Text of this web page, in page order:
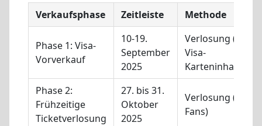
Verkaufsphase
Zeitleiste Methode
Phase 1: Visa-
Vorverkauf
10-19.
September
2025
Verlosung (nur
Visa-
Karteninhaber)
Phase 2:
Frühzeitige
Ticketverlosung
27. bis 31.
Oktober
2025
Verlosung (alle
Fans)